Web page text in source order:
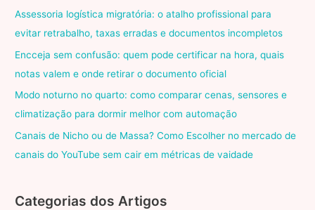
Assessoria logística migratória: o atalho profissional para
evitar retrabalho, taxas erradas e documentos incompletos
Encceja sem confusão: quem pode certificar na hora, quais
notas valem e onde retirar o documento oficial
Modo noturno no quarto: como comparar cenas, sensores e
climatização para dormir melhor com automação
Canais de Nicho ou de Massa? Como Escolher no mercado de
canais do YouTube sem cair em métricas de vaidade
Categorias dos Artigos